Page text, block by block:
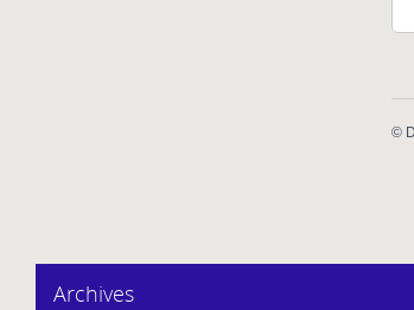
©
Archives